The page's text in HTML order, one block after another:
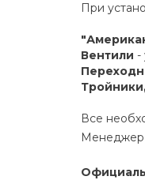
При
Вентили -
Все
Менеджер